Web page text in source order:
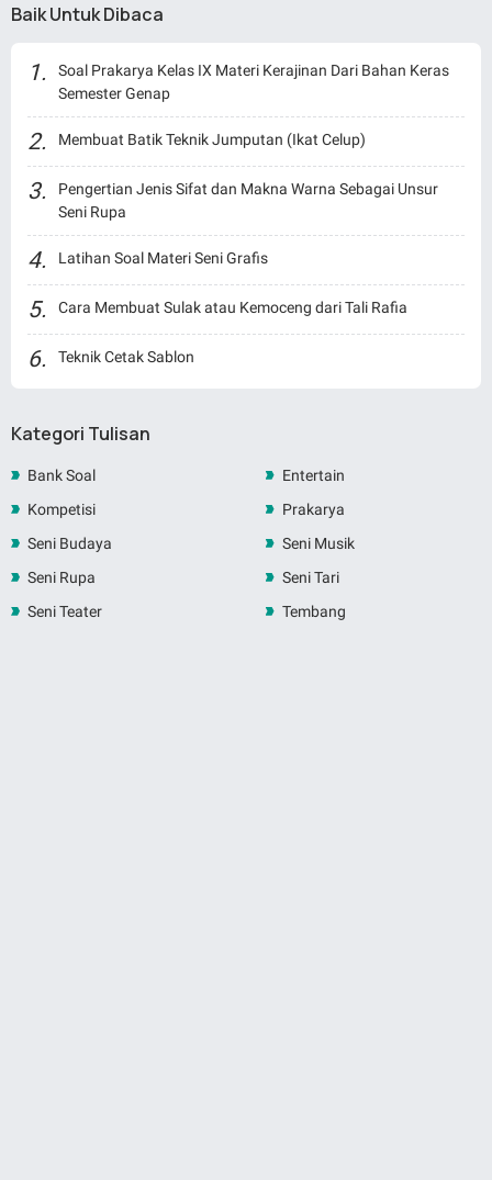
Baik Untuk Dibaca
Soal Prakarya Kelas IX Materi Kerajinan Dari Bahan Keras
Semester Genap
Membuat Batik Teknik Jumputan (Ikat Celup)
Pengertian Jenis Sifat dan Makna Warna Sebagai Unsur
Seni Rupa
Latihan Soal Materi Seni Grafis
Cara Membuat Sulak atau Kemoceng dari Tali Rafia
Teknik Cetak Sablon
Kategori Tulisan
Bank Soal
Entertain
Kompetisi
Prakarya
Seni Budaya
Seni Musik
Seni Rupa
Seni Tari
Seni Teater
Tembang